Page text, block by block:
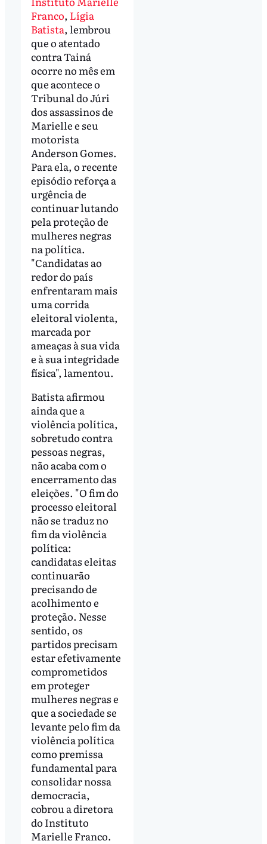
Franco, Lígia
Batista, lembrou
que o atentado
contra Tainá
ocorre no mês em
que acontece o
Tribunal do Júri
dos assassinos de
Marielle e seu
motorista
Anderson Gomes.
Para ela, o recente
episódio reforça a
urgência de
continuar lutando
pela proteção de
mulheres negras
na política.
"Candidatas ao
redor do país
enfrentaram mais
uma corrida
eleitoral violenta,
marcada por
ameaças à sua vida
e à sua integridade
física", lamentou.
Batista afirmou
ainda que a
violência política,
sobretudo contra
pessoas negras,
não acaba com o
encerramento das
eleições. "O fim do
processo eleitoral
não se traduz no
fim da violência
política:
candidatas eleitas
continuarão
precisando de
acolhimento e
proteção. Nesse
sentido, os
partidos precisam
estar efetivamente
comprometidos
em proteger
mulheres negras e
que a sociedade se
levante pelo fim da
violência política
como premissa
fundamental para
consolidar nossa
democracia,
cobrou a diretora
do Instituto
Marielle Franco.